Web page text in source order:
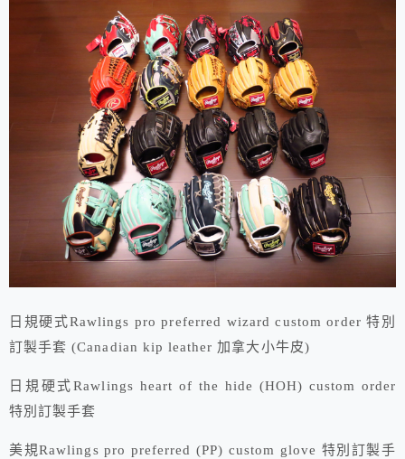
日規硬式Rawlings pro preferred wizard custom order 特別
訂製手套 (Canadian kip leather 加拿大小牛皮)
日規硬式Rawlings heart of the hide (HOH) custom order
特別訂製手套
美規Rawlings pro preferred (PP) custom glove 特別訂製手